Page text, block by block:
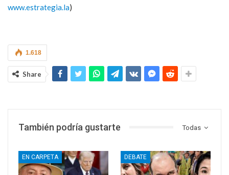
www.estrategia.la)
1.618
Share
Todas
También podría gustarte
EN CARPETA DEBATE